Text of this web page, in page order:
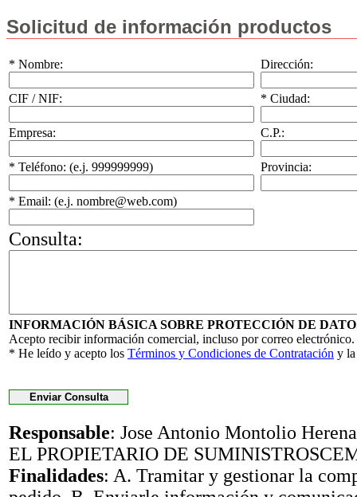
Solicitud de información productos
* Nombre: Dirección:
CIF / NIF: * Ciudad:
Empresa: C.P.:
* Teléfono: (e.j. 999999999) Provincia:
* Email: (e.j. nombre@web.com)
Consulta:
INFORMACIÓN BÁSICA SOBRE PROTECCIÓN DE
Acepto recibir información comercial, incluso por correo electrónico.
* He leído y acepto los Términos y Condiciones de Contratación y
Responsable: Jose Antonio Montolio
EL PROPIETARIO DE
Finalidades: A. Tramitar y gestionar la